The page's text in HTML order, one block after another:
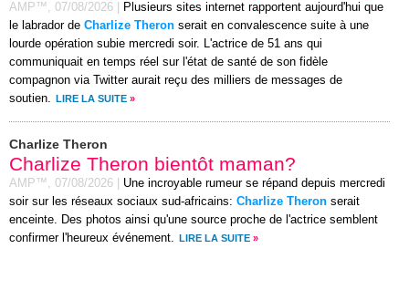
AMP™, 07/08/2026
Plusieurs sites internet rapportent aujourd'hui que
le labrador de Charlize Theron serait en convalescence suite à une
lourde opération subie mercredi soir. L'actrice de 51 ans qui
communiquait en temps réel sur l'état de santé de son fidèle
compagnon via Twitter aurait reçu des milliers de messages de
soutien.
LIRE LA SUITE »
Charlize Theron
Charlize Theron bientôt maman?
AMP™, 07/08/2026
Une incroyable rumeur se répand depuis mercredi
soir sur les réseaux sociaux sud-africains: Charlize Theron serait
enceinte. Des photos ainsi qu'une source proche de l'actrice semblent
confirmer l'heureux événement.
LIRE LA SUITE »